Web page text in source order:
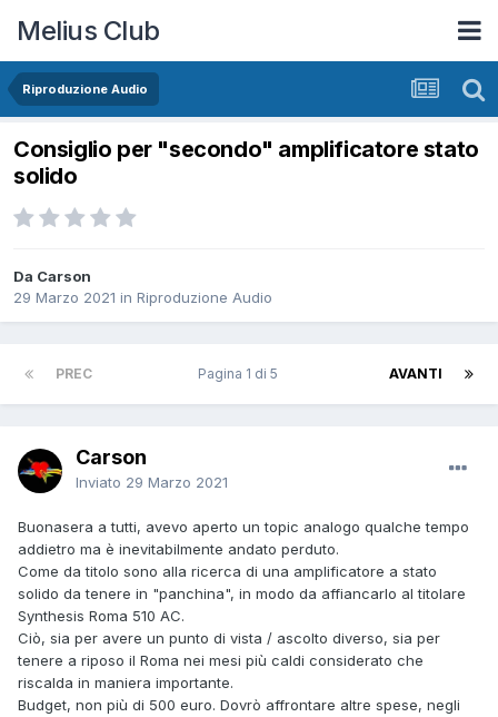
Melius Club
Riproduzione Audio
Consiglio per "secondo" amplificatore stato
solido
Da Carson
29 Marzo 2021 in Riproduzione Audio
PREC AVANTI
Pagina 1 di 5
Carson
Inviato 29 Marzo 2021
Buonasera a tutti, avevo aperto un topic analogo qualche tempo
addietro ma è inevitabilmente andato perduto.
Come da titolo sono alla ricerca di una amplificatore a stato
solido da tenere in "panchina", in modo da affiancarlo al titolare
Synthesis Roma 510 AC.
Ciò, sia per avere un punto di vista / ascolto diverso, sia per
tenere a riposo il Roma nei mesi più caldi considerato che
riscalda in maniera importante.
Budget, non più di 500 euro. Dovrò affrontare altre spese, negli